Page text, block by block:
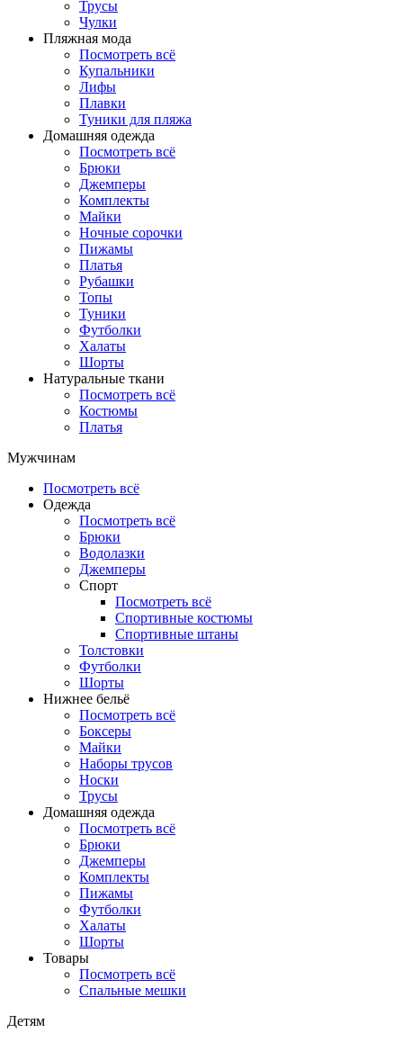
Трусы
Чулки
Пляжная мода
Посмотреть всё
Купальники
Лифы
Плавки
Туники для пляжа
Домашняя одежда
Посмотреть всё
Брюки
Джемперы
Комплекты
Майки
Ночные сорочки
Пижамы
Платья
Рубашки
Топы
Туники
Футболки
Халаты
Шорты
Натуральные ткани
Посмотреть всё
Костюмы
Платья
Мужчинам
Посмотреть всё
Одежда
Посмотреть всё
Брюки
Водолазки
Джемперы
Спорт
Посмотреть всё
Спортивные костюмы
Спортивные штаны
Толстовки
Футболки
Шорты
Нижнее бельё
Посмотреть всё
Боксеры
Майки
Наборы трусов
Носки
Трусы
Домашняя одежда
Посмотреть всё
Брюки
Джемперы
Комплекты
Пижамы
Футболки
Халаты
Шорты
Товары
Посмотреть всё
Спальные мешки
Детям